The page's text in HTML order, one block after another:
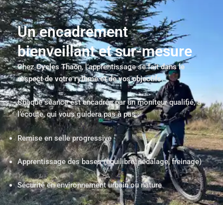
Un encadrement
bienveillant et sur-mesure
ChezCycles Thaon, l’apprentissage se faitdans le
respect de votre rythme et de vos objectifs.
Chaque séance est encadrée par un moniteur qualifié, à
l’écoute, qui vous guidera pas à pas :
Remise en selle progressive
Apprentissage des bases (équilibre, pédalage, freinage)
Sécurité en environnement urbain ou nature